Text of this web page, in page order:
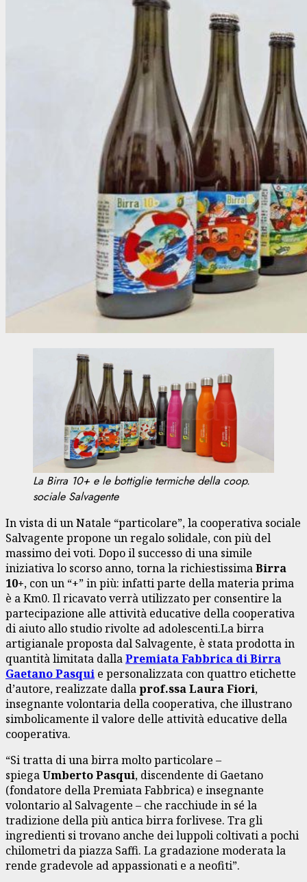
La Birra 10+ e le bottiglie termiche della coop.
sociale Salvagente
In vista di un Natale “particolare”, la cooperativa sociale
Salvagente propone un regalo solidale, con più del
massimo dei voti. Dopo il successo di una simile
iniziativa lo scorso anno, torna la richiestissimaBirra
10+, con un “+” in più: infatti parte della materia prima
è a Km0. Il ricavato verrà utilizzato per consentire la
partecipazione alle attività educative della cooperativa
di aiuto allo studio rivolte ad adolescenti.La birra
artigianale proposta dal Salvagente, è stata prodotta in
quantità limitata dallaPremiata Fabbrica di Birra
Gaetano Pasqui e personalizzata con quattro etichette
d’autore, realizzate dallaprof.ssa Laura Fiori,
insegnante volontaria della cooperativa, che illustrano
simbolicamente il valore delle attività educative della
cooperativa.
“Si tratta di una birra molto particolare –
spiegaUmberto Pasqui, discendente di Gaetano
(fondatore della Premiata Fabbrica) e insegnante
volontario al Salvagente – che racchiude in sé la
tradizione della più antica birra forlivese. Tra gli
ingredienti si trovano anche dei luppoli coltivati a pochi
chilometri da piazza Saffi. La gradazione moderata la
rende gradevole ad appassionati e a neofiti”.